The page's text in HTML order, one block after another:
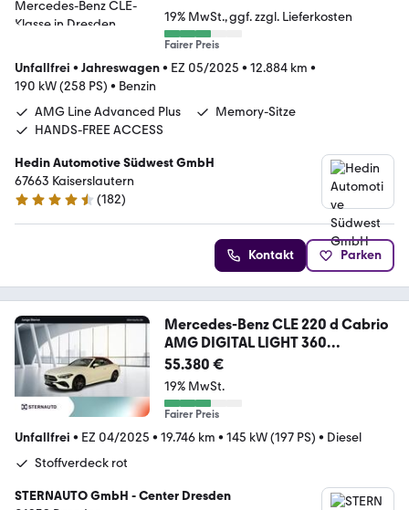
19% MwSt. ggf. zzgl. Lieferkosten
Fairer Preis
Unfallfrei • Jahreswagen• EZ 05/2025 • 12.884 km •
190 kW (258 PS) • Benzin
AMG Line Advanced Plus
Memory-Sitze
HANDS-FREE ACCESS
Hedin Automotive Südwest GmbH
67663 Kaiserslautern
4.7 Sterne
(182)
Kontakt Parken
Mercedes-Benz CLE 220 d Cabrio
AMG DIGITAL LIGHT 360
Ambiente+
55.380 €
19% MwSt.
Fairer Preis
Unfallfrei • EZ 04/2025 • 19.746 km • 145 kW (197 PS) • Diesel
Stoffverdeck rot
STERNAUTO GmbH - Center Dresden